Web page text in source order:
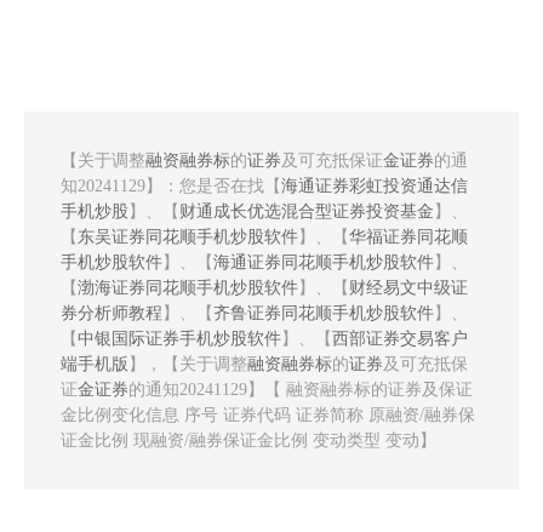
【关于调整融资融券标的证券及可充抵保证金证券的通
知20241129】：您是否在找【 海通证券彩虹投资通达信
手机炒股 】、【 财通成长优选混合型证券投资基金 】、
【 东吴证券同花顺手机炒股软件 】、【 华福证券同花顺
手机炒股软件 】、【 海通证券同花顺手机炒股软件 】、
【 渤海证券同花顺手机炒股软件 】、【 财经易文中级证
券分析师教程 】、【 齐鲁证券同花顺手机炒股软件 】、
【 中银国际证券手机炒股软件 】、【 西部证券交易客户
端手机版 】，【关于调整融资融券标的证券及可充抵保
证金证券的通知20241129】【 融资融券标的证券及保证
金比例变化信息 序号 证券代码 证券简称 原融资/融券保
证金比例 现融资/融券保证金比例 变动类型 变动】